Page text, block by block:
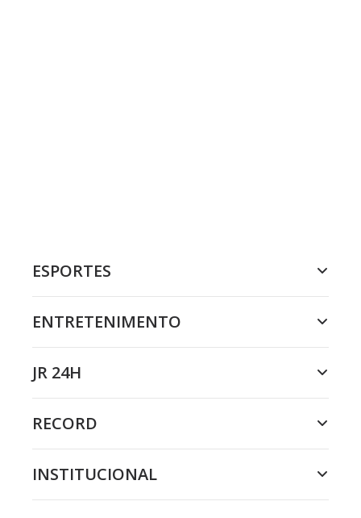
ESPORTES
ENTRETENIMENTO
JR 24H
RECORD
INSTITUCIONAL